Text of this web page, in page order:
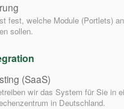
fest, welche Module (Portlets)
sollen.
(SaaS)
wir das System für Sie in
in Deutschland.